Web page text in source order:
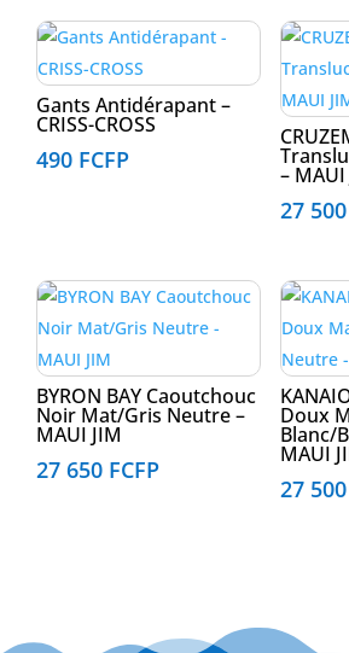
Gants Antidérapant –
CRISS-CROSS
490 FCFP
– MAUI
27 500
BYRON BAY Caoutchouc
Noir Mat/Gris Neutre –
MAUI JIM
27 650 FCFP
Doux
Blanc/
MAUI
27 500